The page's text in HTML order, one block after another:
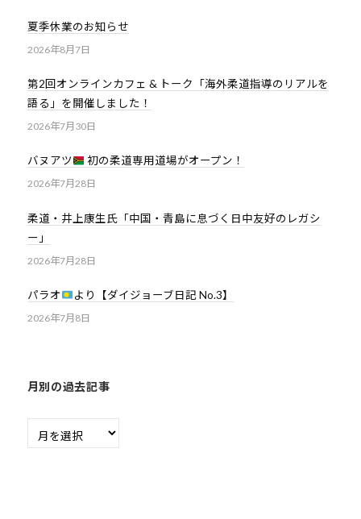
夏季休業のお知らせ
2026年8月7日
第2回オンラインカフェ & トーク「海外柔道指導のリアルを
語る」を開催しました！
2026年7月30日
バヌアツ 初の柔道専用道場がオープン！
2026年7月28日
柔道・井上康生氏「中国・青島に息づく日中友好のレガシ
ー」
2026年7月28日
パラオ より【ダイジョーブ日記 No.3】
2026年7月8日
月別の過去記事
月